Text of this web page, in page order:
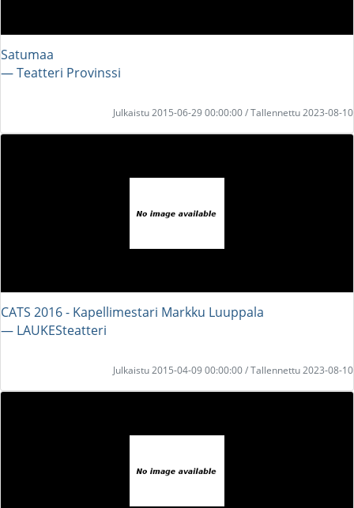
Satumaa
― Teatteri Provinssi
Julkaistu 2015-06-29 00:00:00 / Tallennettu 2023-08-10
CATS 2016 - Kapellimestari Markku Luuppala
― LAUKESteatteri
Julkaistu 2015-04-09 00:00:00 / Tallennettu 2023-08-10